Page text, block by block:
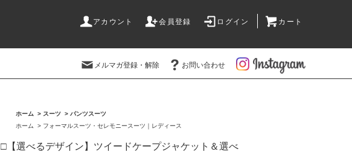
アカウント 会員登録 ログイン カート
メルマガ登録・解除 お問い合わせ
ホーム > スーツ > パンツスーツ
ホーム
> フォーマルスーツ・セレモニースーツ｜レディース
□【選べるデザイン】ツイードケープジャケット＆選べ